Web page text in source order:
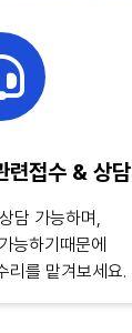
련접수 & 상담
담 가능하며,
능하기때문에
리를 맡겨보세요.